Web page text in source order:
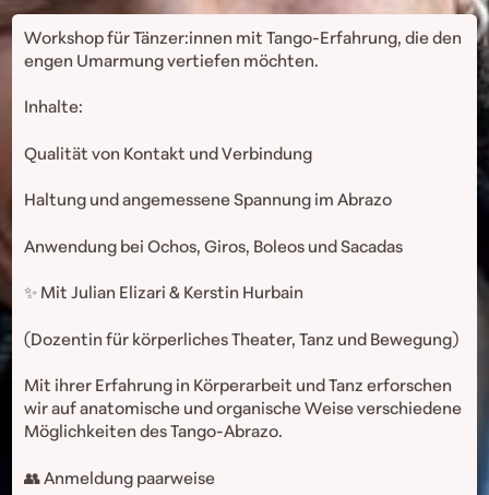
Workshop für Tänzer:innen mit Tango-Erfahrung, die den
engen Umarmung vertiefen möchten.
Inhalte:
Qualität von Kontakt und Verbindung
Haltung und angemessene Spannung im Abrazo
Anwendung bei Ochos, Giros, Boleos und Sacadas
✨ Mit Julian Elizari & Kerstin Hurbain
(Dozentin für körperliches Theater, Tanz und Bewegung)
Mit ihrer Erfahrung in Körperarbeit und Tanz erforschen
wir auf anatomische und organische Weise verschiedene
Möglichkeiten des Tango-Abrazo.
👥 Anmeldung paarweise